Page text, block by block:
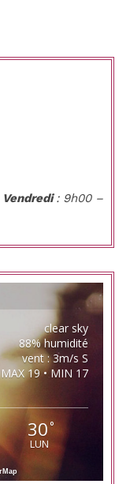
: 9h00 –
clear sky
88% humidité
vent : 3m/s S
MAX 19 • MIN 17
30°
LUN